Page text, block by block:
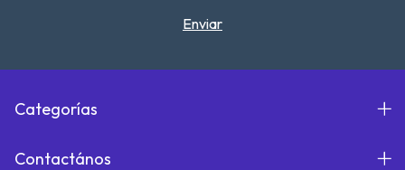
Categorías
Contactános